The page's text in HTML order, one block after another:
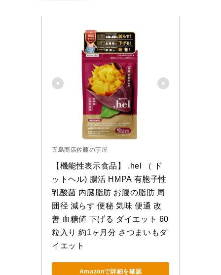
五島商店佐藤の芋屋
【機能性表示食品】 .hel （ ド
ットヘル) 腸活 HMPA 有胞子性
乳酸菌 内臓脂肪 お腹の脂肪 周
囲径 減らす 便秘 気味 便通 改
善 血糖値 下げる ダイエット 60
粒入り 約1ヶ月分 さつまいもダ
イエット
Amazonで詳細を確認